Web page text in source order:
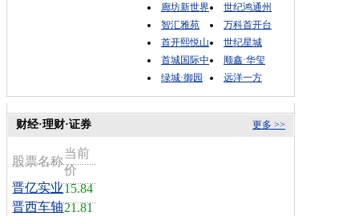
廊坊新世界
世纪鸿通州
智汇雅苑
万科首开台
首开熙悦山
世纪星城
首城国际中
顺鑫·华玺
绿城·御园
远洋一方
更多 >>
财经·理财·证券
股票名称
当前
价
晋亿实业15.84
晋西车轴21.81